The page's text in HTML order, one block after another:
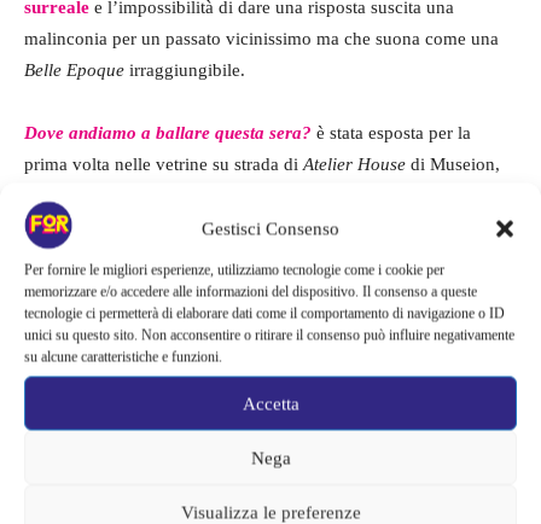
Gestisci Consenso
Per fornire le migliori esperienze, utilizziamo tecnologie come i cookie per
memorizzare e/o accedere alle informazioni del dispositivo. Il consenso a queste
tecnologie ci permetterà di elaborare dati come il comportamento di navigazione o ID
unici su questo sito. Non acconsentire o ritirare il consenso può influire negativamente
su alcune caratteristiche e funzioni.
Accetta
Nega
Visualizza le preferenze
surreale e l’impossibilità di dare una risposta suscita una
malinconia per un passato vicinissimo ma che suona come una
Belle Epoque irraggiungibile.
Dove andiamo a ballare questa sera? è stata esposta per la
prima volta nelle vetrine su strada di Atelier House di Museion,
pulizie del museo, il lavoro fu ripulito e gettato via diventando
Guardian, e dai media di tutto il mondo ispirando anche il regista
svedese Ruben Ostlund per il filmThe Square. Tra il 2019 e il
2020 l’installazione è stata esposta nuovamente al Museo
Serlachius a Mantta in Finlandia nella collettiva italianaThe quest
. L’’installazione è realizzata grazie al supporto